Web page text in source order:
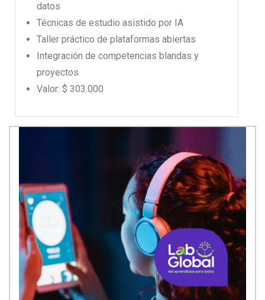
datos
Técnicas de estudio asistido por IA
Taller práctico de plataformas abiertas
Integración de competencias blandas y
proyectos
Valor: $ 303.000